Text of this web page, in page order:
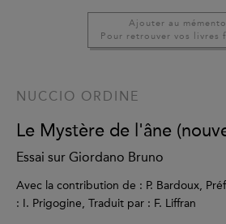
Ajouter au mémento
Pour retrouver vos livres
NUCCIO ORDINE
Le Mystère de l'âne
Essai sur Giordano Bruno
Avec la contribution de : P. Bardoux,
: I. Prigogine, Traduit par : F. Liffran